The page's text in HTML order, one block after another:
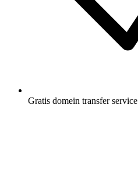
Gratis domein transfer service